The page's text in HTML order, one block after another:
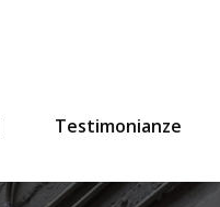
Testimonianze